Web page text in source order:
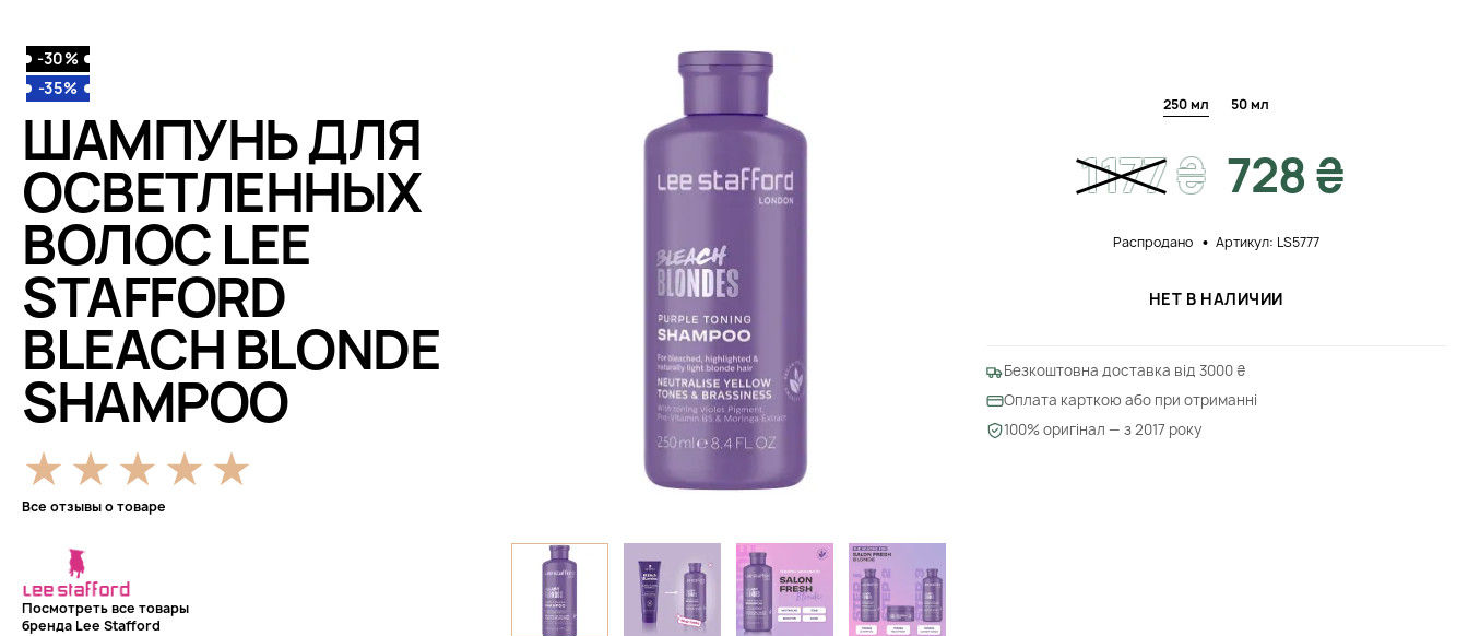
-30%
-35%
ШАМПУНЬ ДЛЯ
ОСВЕТЛЕННЫХ
ВОЛОС LEE
STAFFORD
BLEACH BLONDE
SHAMPOO
Все отзывы о товаре
Посмотреть все товары
бренда Lee Stafford
250 мл 50 мл
1177₴ 728 ₴
Распродано Артикул: LS5777
НЕТ В НАЛИЧИИ
Безкоштовна доставка від 3000 ₴
Оплата карткою або при отриманні
100% оригінал — з 2017 року